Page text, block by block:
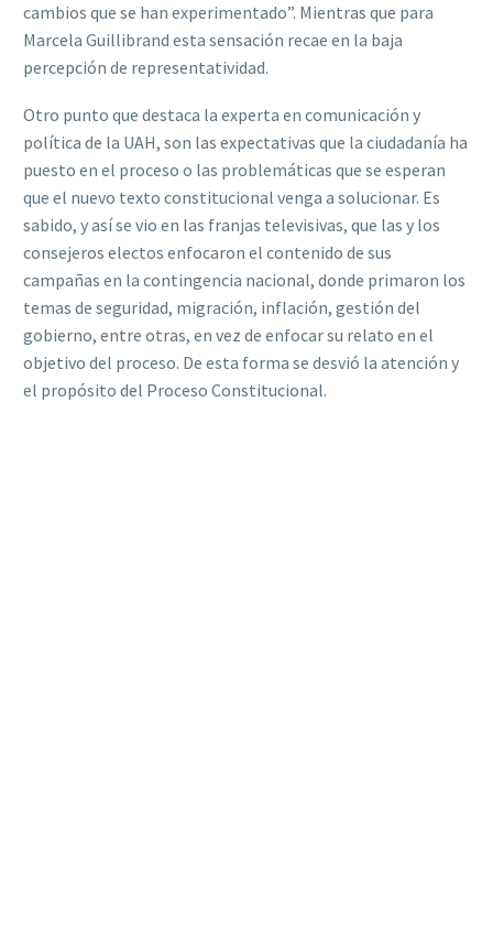
cambios que se han experimentado”. Mientras que para
Marcela Guillibrand esta sensación recae en la baja
percepción de representatividad.
Otro punto que destaca la experta en comunicación y
política de la UAH, son las expectativas que la ciudadanía ha
puesto en el proceso o las problemáticas que se esperan
que el nuevo texto constitucional venga a solucionar. Es
sabido, y así se vio en las franjas televisivas, que las y los
consejeros electos enfocaron el contenido de sus
campañas en la contingencia nacional, donde primaron los
temas de seguridad, migración, inflación, gestión del
gobierno, entre otras, en vez de enfocar su relato en el
objetivo del proceso. De esta forma se desvió la atención y
el propósito del Proceso Constitucional.